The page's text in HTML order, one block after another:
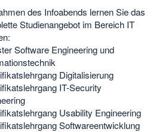
des Infoabends lernen Sie das
Studienangebot im Bereich IT
Software Engineering und
Digitalisierung
IT-Security
Usability Engineering
Softwareentwicklung